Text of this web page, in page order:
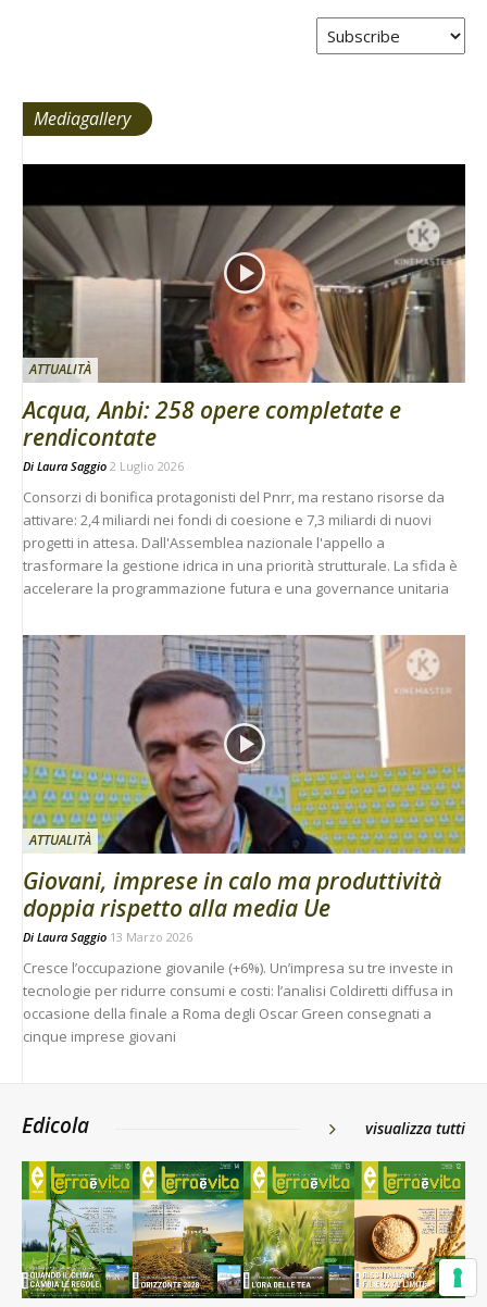
Mediagallery
ATTUALITÀ
Acqua, Anbi: 258 opere completate e
rendicontate
Di Laura Saggio 2 Luglio 2026
Consorzi di bonifica protagonisti del Pnrr, ma restano risorse da
attivare: 2,4 miliardi nei fondi di coesione e 7,3 miliardi di nuovi
progetti in attesa. Dall'Assemblea nazionale l'appello a
trasformare la gestione idrica in una priorità strutturale. La sfida è
accelerare la programmazione futura e una governance unitaria
ATTUALITÀ
Giovani, imprese in calo ma produttività
doppia rispetto alla media Ue
Di Laura Saggio 13 Marzo 2026
Cresce l’occupazione giovanile (+6%). Un’impresa su tre investe in
tecnologie per ridurre consumi e costi: l’analisi Coldiretti diffusa in
occasione della finale a Roma degli Oscar Green consegnati a
cinque imprese giovani
Edicola visualizza tutti